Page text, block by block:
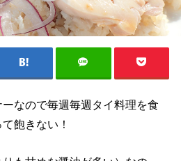
なので毎週毎週タイ料理を食
飽きない！